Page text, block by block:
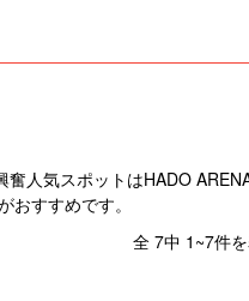
人気スポットはHADO
すすめです。
全 7中 1~7件